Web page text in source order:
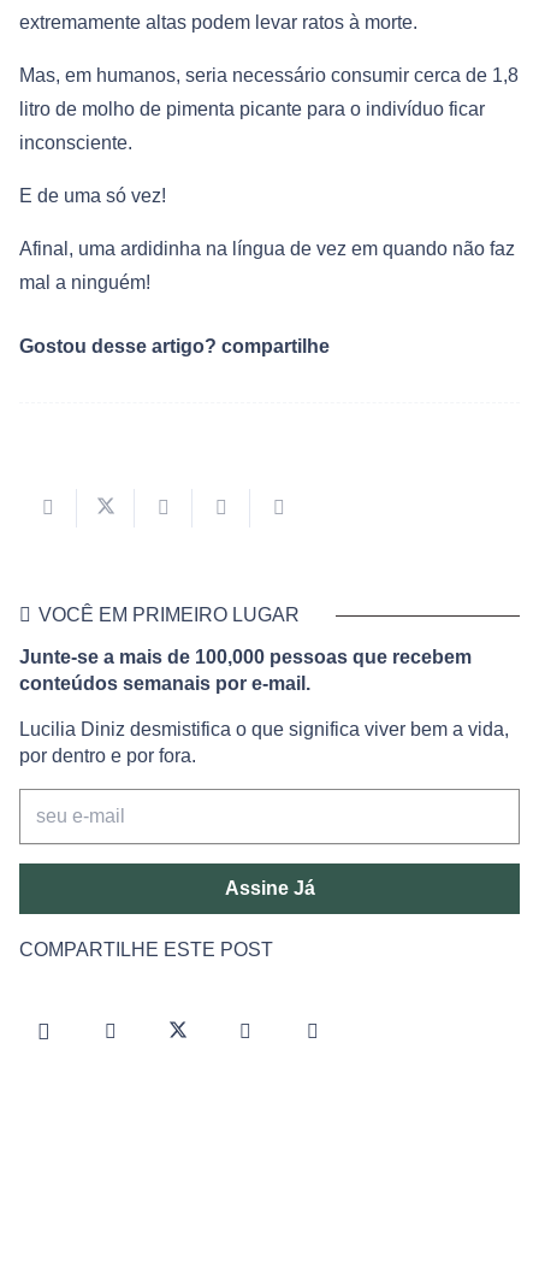
extremamente altas podem levar ratos à morte.
Mas, em humanos, seria necessário consumir cerca de 1,8
litro de molho de pimenta picante para o indivíduo ficar
inconsciente.
E de uma só vez!
Afinal, uma ardidinha na língua de vez em quando não faz
mal a ninguém!
Gostou desse artigo? compartilhe
VOCÊ EM PRIMEIRO LUGAR
Junte-se a mais de 100,000 pessoas que recebem
conteúdos semanais por e-mail.
Lucilia Diniz desmistifica o que significa viver bem a vida,
por dentro e por fora.
Assine Já
COMPARTILHE ESTE POST